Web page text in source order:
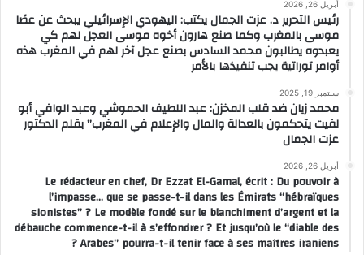
أبريل 26, 2026
رئيس التحرير د. عزت الجمال يكتب: اليهودي الإسرائيلي يبحث عن عصًا
موسى بالمغرب وكما صنع هارون أخوه موسى العجل لهم كي
يعبدوه يطالبون محمد السادس بصنع عجل آخر لهم في المغرب هذه
أوامر توراتية يجب تنفيذها بالأمر
سبتمبر 19, 2025
محمد زيان ضد قلب المخزن: عبد اللطيف الحموشي وعبد الوافي أبو
لفيت يتحكمون بالعدالة والمال والإعلام في المغرب” بقلم الدكتور
عزت الجمال
أبريل 26, 2026
Le rédacteur en chef, Dr Ezzat El-Gamal, écrit : Du pouvoir à
l’impasse… que se passe-t-il dans les Émirats “hébraïques
sionistes” ? Le modèle fondé sur le blanchiment d’argent et la
débauche commence-t-il à s’effondrer ? Et jusqu’où le “diable des
Arabes” pourra-t-il tenir face à ses maîtres iraniens ?